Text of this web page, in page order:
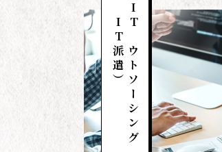
ITアウトソーシング
（IT派遣）